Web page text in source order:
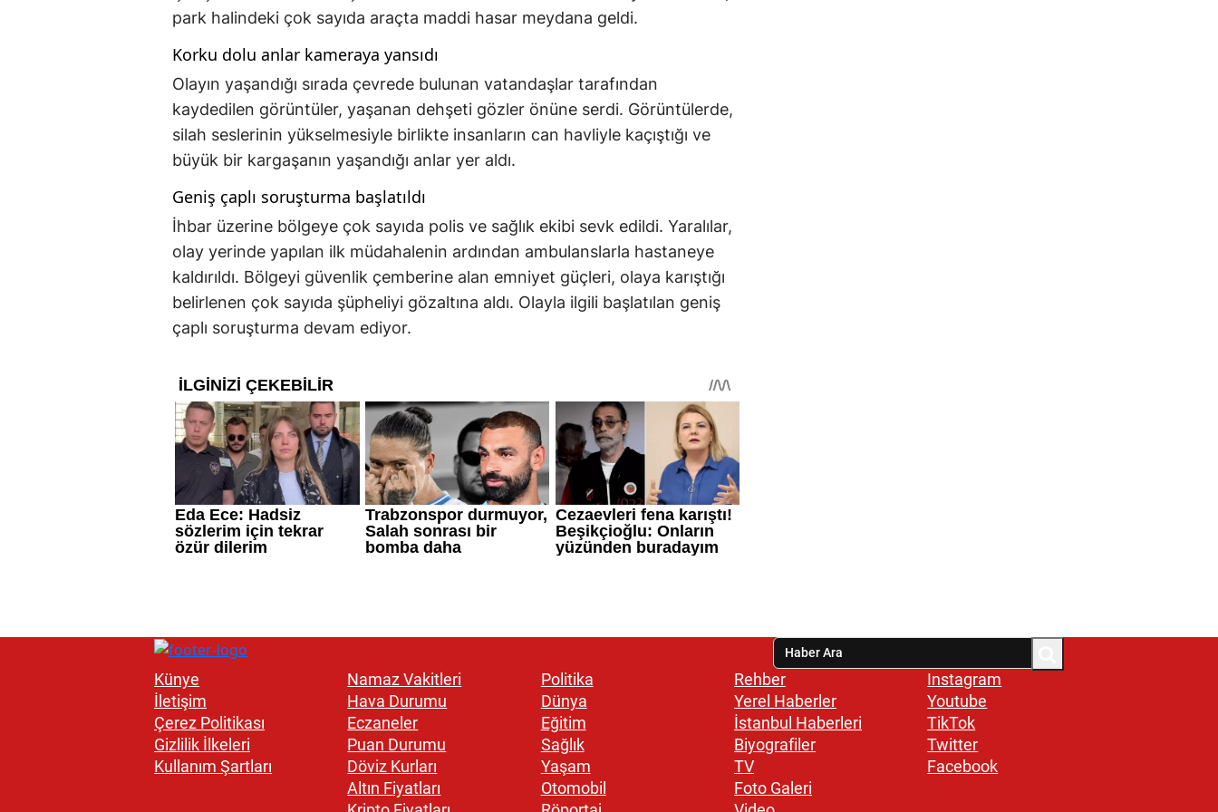
park halindeki çok sayıda araçta maddi hasar meydana geldi.
Korku dolu anlar kameraya yansıdı
Olayın yaşandığı sırada çevrede bulunan vatandaşlar tarafından
kaydedilen görüntüler, yaşanan dehşeti gözler önüne serdi. Görüntülerde,
silah seslerinin yükselmesiyle birlikte insanların can havliyle kaçıştığı ve
büyük bir kargaşanın yaşandığı anlar yer aldı.
Geniş çaplı soruşturma başlatıldı
İhbar üzerine bölgeye çok sayıda polis ve sağlık ekibi sevk edildi. Yaralılar,
olay yerinde yapılan ilk müdahalenin ardından ambulanslarla hastaneye
kaldırıldı. Bölgeyi güvenlik çemberine alan emniyet güçleri, olaya karıştığı
belirlenen çok sayıda şüpheliyi gözaltına aldı. Olayla ilgili başlatılan geniş
çaplı soruşturma devam ediyor.
Künye
İletişim
Çerez Politikası
Gizlilik İlkeleri
Kullanım Şartları
Namaz Vakitleri
Hava Durumu
Eczaneler
Puan Durumu
Döviz Kurları
Altın Fiyatları
Politika
Dünya
Eğitim
Sağlık
Yaşam
Otomobil
Rehber
Yerel Haberler
İstanbul Haberleri
Biyografiler
TV
Foto Galeri
Instagram
Youtube
TikTok
Twitter
Facebook